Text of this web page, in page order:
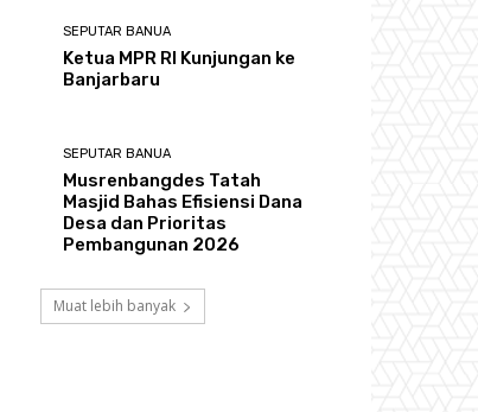
SEPUTAR BANUA
Ketua MPR RI Kunjungan ke
Banjarbaru
SEPUTAR BANUA
Musrenbangdes Tatah
Masjid Bahas Efisiensi Dana
Desa dan Prioritas
Pembangunan 2026
Muat lebih banyak